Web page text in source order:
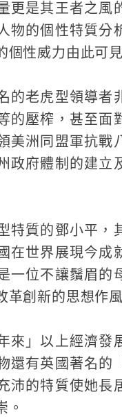
更是其王者之風
物的個性特質
個性威力由此可見
的老虎型領導者
的壓榨，甚至面
美洲同盟軍抗戰
政府體制的建立
特質的鄧小平，
在世界展現今成
一位不讓鬚眉的
革創新的思想作
來」以上經濟發
還有英國著名的
沛的特質使她長
。